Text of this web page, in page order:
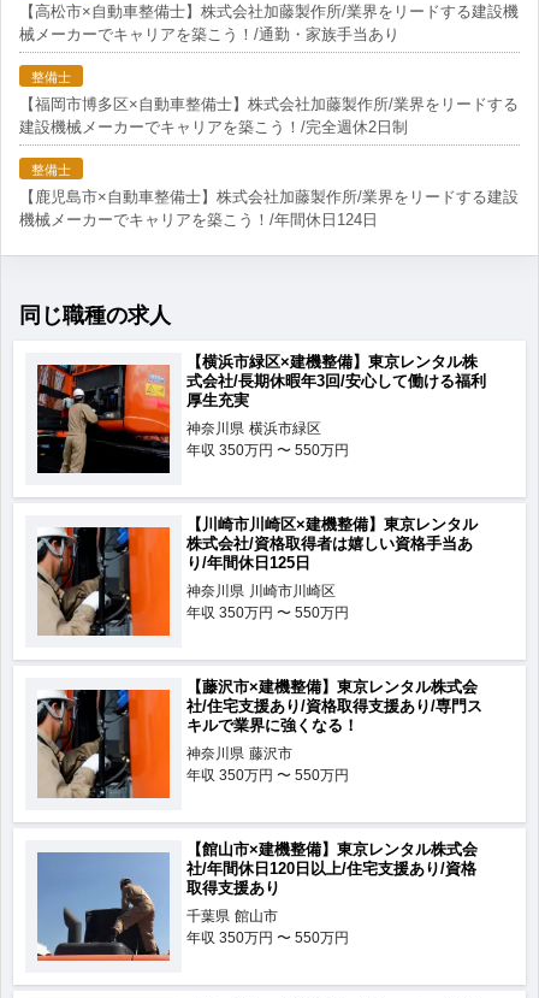
【高松市×自動車整備士】株式会社加藤製作所/業界をリードする建設機
械メーカーでキャリアを築こう！/通勤・家族手当あり
【福岡市博多区×自動車整備士】株式会社加藤製作所/業界をリードする
建設機械メーカーでキャリアを築こう！/完全週休2日制
整備士
【鹿児島市×自動車整備士】株式会社加藤製作所/業界をリードする建設
機械メーカーでキャリアを築こう！/年間休日124日
整備士
同じ職種の求人
【横浜市緑区×建機整備】東京レンタル株
式会社/長期休暇年3回/安心して働ける福利
厚生充実
神奈川県 横浜市緑区
年収 350万円 〜 550万円
【川崎市川崎区×建機整備】東京レンタル
株式会社/資格取得者は嬉しい資格手当あ
り/年間休日125日
神奈川県 川崎市川崎区
年収 350万円 〜 550万円
【藤沢市×建機整備】東京レンタル株式会
社/住宅支援あり/資格取得支援あり/専門ス
キルで業界に強くなる！
神奈川県 藤沢市
年収 350万円 〜 550万円
【館山市×建機整備】東京レンタル株式会
社/年間休日120日以上/住宅支援あり/資格
取得支援あり
千葉県 館山市
年収 350万円 〜 550万円